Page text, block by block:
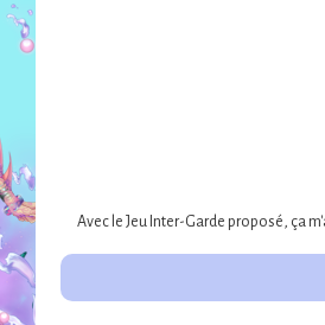
Avec le Jeu Inter-Garde proposé, ça